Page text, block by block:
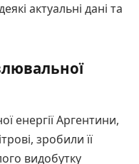
актуальні дані та
енергії Аргентини,
зробили її
видобутку